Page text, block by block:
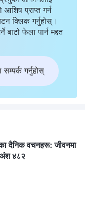
आशिष प्राप्त गर्न
क्लिक गर्नुहोस्।
फेला पार्न मद्दत
गर्नुहोस्
दैनिक वचनहरू: जीवनमा
४८२